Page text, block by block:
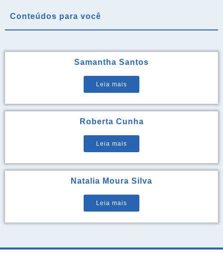
Conteúdos para você
Samantha Santos
Leia mais
Roberta Cunha
Leia mais
Natalia Moura Silva
Leia mais